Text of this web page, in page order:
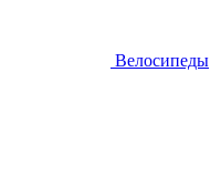
Велосипеды